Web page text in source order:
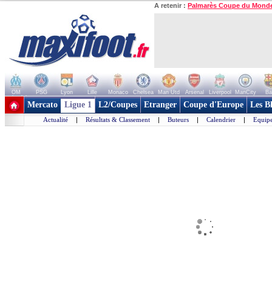
A retenir : Palmarès Coupe du
OM PSG Lyon Lille Monaco Chelsea Man Utd Arsenal Liverpool ManCity
+ de clubs
Mercato Ligue 1 L2/Coupes Etranger Coupe d'Europe Les
Actualité | Résultats & Classement | Buteurs | Calendrier |